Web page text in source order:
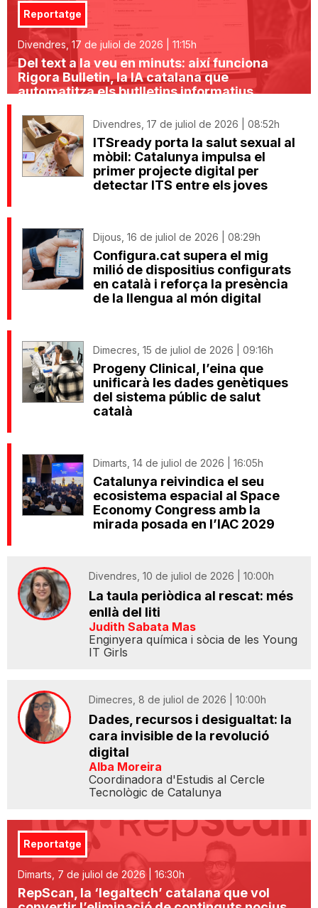
Reportatge
Divendres, 17 de juliol de 2026 | 11:15h
Del text a la veu en minuts: així funciona
Rigora Bulletin, la IA catalana que
automatitza els butlletins informatius
Divendres, 17 de juliol de 2026 | 08:52h
ITSready porta la salut sexual al
mòbil: Catalunya impulsa el
primer projecte digital per
detectar ITS entre els joves
Dijous, 16 de juliol de 2026 | 08:29h
Configura.cat supera el mig
milió de dispositius configurats
en català i reforça la presència
de la llengua al món digital
Dimecres, 15 de juliol de 2026 | 09:16h
Progeny Clinical, l’eina que
unificarà les dades genètiques
del sistema públic de salut
català
Dimarts, 14 de juliol de 2026 | 16:05h
Catalunya reivindica el seu
ecosistema espacial al Space
Economy Congress amb la
mirada posada en l’IAC 2029
Divendres, 10 de juliol de 2026 | 10:00h
La taula periòdica al rescat: més
enllà del liti
Judith Sabata Mas
Enginyera química i sòcia de les Young
IT Girls
Dimecres, 8 de juliol de 2026 | 10:00h
Dades, recursos i desigualtat: la
cara invisible de la revolució
digital
Alba Moreira
Coordinadora d'Estudis al Cercle
Tecnològic de Catalunya
Reportatge
Dimarts, 7 de juliol de 2026 | 16:30h
RepScan, la ‘legaltech’ catalana que vol